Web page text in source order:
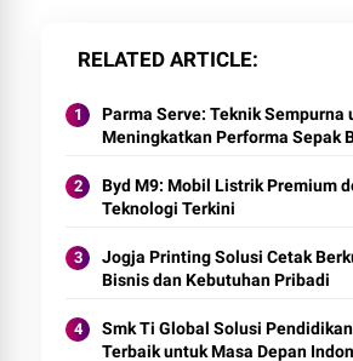
RELATED ARTICLE
Parma Serve: Teknik Sempurna
Meningkatkan Performa Sepak
Byd M9: Mobil Listrik Premium
Teknologi Terkini
Jogja Printing Solusi Cetak
Bisnis dan Kebutuhan Pribadi
Smk Ti Global Solusi
Terbaik untuk Masa Depan